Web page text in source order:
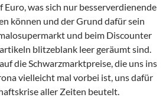
was sich nur besserverdienende
können und der Grund dafür sein
und beim Discounter
blitzeblank leer geräumt sind.
die Schwarzmarktpreise, die uns ins
vielleicht mal vorbei ist, uns dafür
aller Zeiten beutelt.